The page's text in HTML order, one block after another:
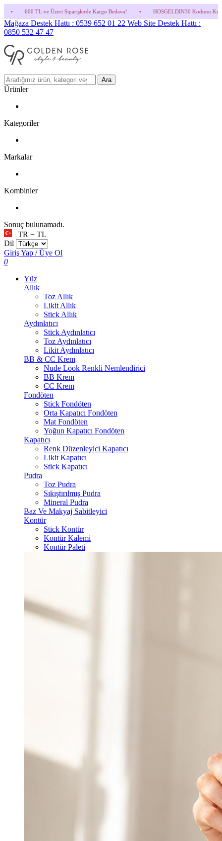
Siparişlerde Kargo Bedava! • HOSGELDIN30 Kodunu Kullanmayı Unutma!
Mağaza Destek Hattı : 0539 652 01 22 Web Site Destek Hattı :
0850 532 47 47
Ara
Ürünler
Kategoriler
Markalar
Kombinler
Sonuç bulunamadı.
TR − TL
Dil
Giriş Yap / Üye Ol
0
Yüz
Allık
Toz Allık
Likit Allık
Stick Allık
Aydınlatıcı
Stick Aydınlatıcı
Toz Aydınlatıcı
Likit Aydınlatıcı
BB & CC Krem
Nude Look Renkli Nemlendirici
BB Krem
CC Krem
Fondöten
Stick Fondöten
Orta Kapatıcı Fondöten
Mat Fondöten
Yoğun Kapatıcı Fondöten
Kapatıcı
Renk Düzenleyici Kapatıcı
Likit Kapatıcı
Stick Kapatıcı
Pudra
Toz Pudra
Sıkıştırılmış Pudra
Mineral Pudra
Baz Ve Makyaj Sabitleyici
Kontür
Stick Kontür
Kontür Kalemi
Kontür Paleti